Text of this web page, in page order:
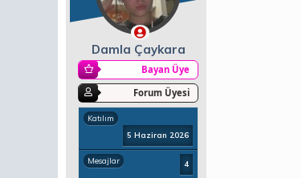
Damla Çaykara
Bayan Üye
Forum Üyesi
Katılım
5 Haziran 2026
Mesajlar 4